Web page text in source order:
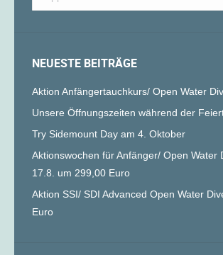
NEUESTE BEITRÄGE
Aktion Anfängertauchkurs/ Open Water
Unsere Öffnungszeiten während der
Try Sidemount Day am 4. Oktober
Aktionswochen für Anfänger/ Open Water
17.8. um 299,00 Euro
Aktion SSI/ SDI Advanced Open Water
Euro